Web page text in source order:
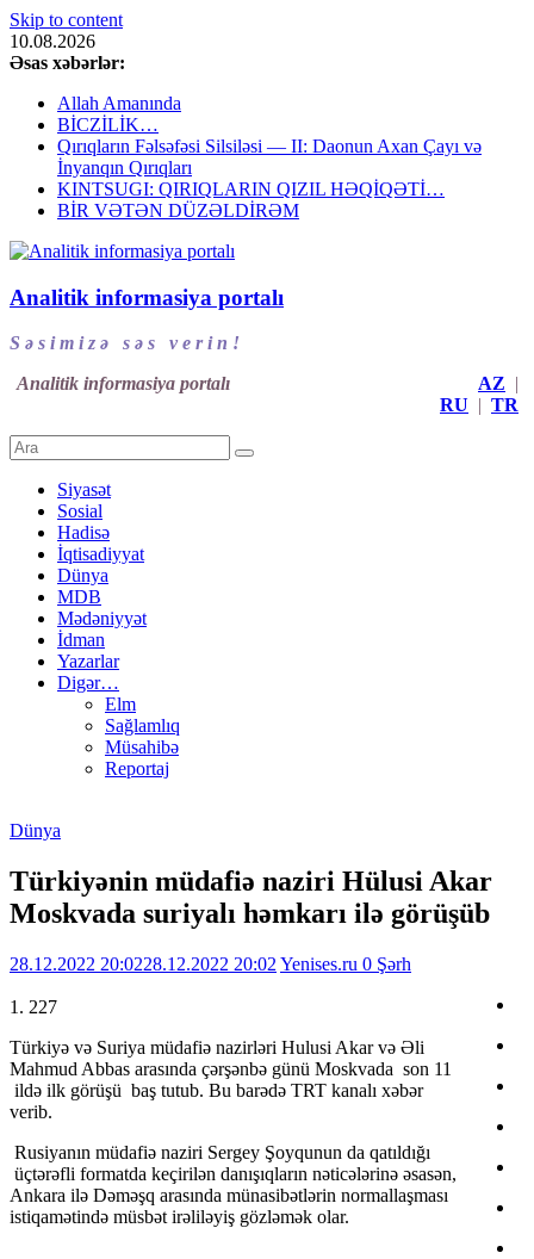
Skip to content
10.08.2026
Əsas xəbərlər:
Allah Amanında
BİCZİLİK…
Qırıqların Fəlsəfəsi Silsiləsi — II: Daonun Axan Çayı və
İnyanqın Qırıqları
KINTSUGI: QIRIQLARIN QIZIL HƏQİQƏTİ…
BİR VƏTƏN DÜZƏLDİRƏM
Analitik informasiya portalı
S ə s i m i z ə s ə s v e r i n !
Analitik informasiya portalı
AZ |
RU | TR
Siyasət
Sosial
Hadisə
İqtisadiyyat
Dünya
MDB
Mədəniyyət
İdman
Yazarlar
Digər…
Elm
Sağlamlıq
Müsahibə
Reportaj
Dünya
Türkiyənin müdafiə naziri Hülusi Akar
Moskvada suriyalı həmkarı ilə görüşüb
28.12.2022 20:0228.12.2022 20:02 Yenises.ru 0 Şərh
1. 227
Türkiyə və Suriya müdafiə nazirləri Hulusi Akar və Əli
Mahmud Abbas arasında çərşənbə günü Moskvada son 11
ildə ilk görüşü baş tutub. Bu barədə TRT kanalı xəbər
verib.
Rusiyanın müdafiə naziri Sergey Şoyqunun da qatıldığı
üçtərəfli formatda keçirilən danışıqların nəticələrinə əsasən,
Ankara ilə Dəməşq arasında münasibətlərin normallaşması
istiqamətində müsbət irəliləyiş gözləmək olar.